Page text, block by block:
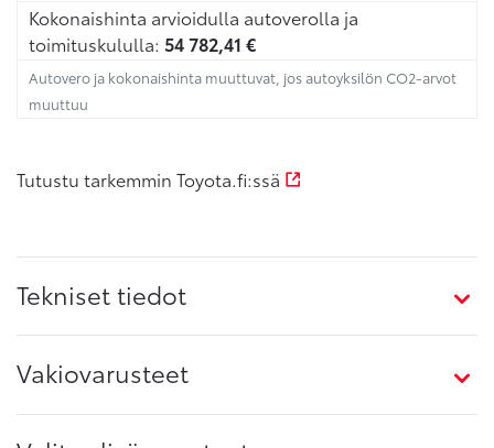
Kokonaishinta arvioidulla autoverolla ja
toimituskululla: 54 782,41 €
Autovero ja kokonaishinta muuttuvat, jos autoyksilön CO2-arvot
muuttuu
Tutustu tarkemmin Toyota.fi:ssä
Tekniset tiedot
Vakiovarusteet